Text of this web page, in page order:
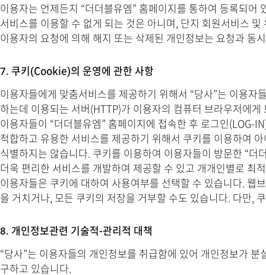
이용자는 언제든지 “더더블유엠” 홈페이지를 통하여 등록되
서비스를 이용할 수 없게 되는 것은 아니며, 단지 회원서비스
이용자의 요청에 의해 해지 또는 삭제된 개인정보는 요청과 동
7. 쿠키(Cookie)의 운영에 관한 사항
이용자들에게 맞춤서비스를 제공하기 위해서 “당사”는 이용
하는데 이용되는 서버(HTTP)가 이용자의 컴퓨터 브라우저에
이용자들이 “더더블유엠” 홈페이지에 접속한 후 로그인(LOG-
적합하고 유용한 서비스를 제공하기 위해서 쿠키를 이용하여
식별하지는 않습니다. 쿠키를 이용하여 이용자들이 방문한 “
더욱 편리한 서비스를 개발하여 제공할 수 있고 개개인별로 최
이용자들은 쿠키에 대하여 사용여부를 선택할 수 있습니다. 웹
을 거치거나, 모든 쿠키의 저장을 거부할 수도 있습니다. 다만,
8. 개인정보관련 기술적-관리적 대책
“당사”는 이용자들의 개인정보를 취급함에 있어 개인정보가
구하고 있습니다.